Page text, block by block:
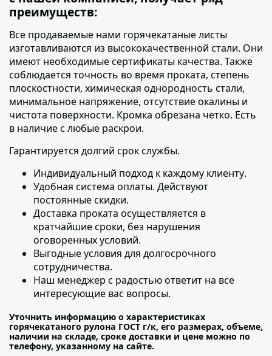
преимуществ:
Все продаваемые нами горячекатаные листы
изготавливаются из высококачественной стали. Они
имеют необходимые сертификаты качества. Также
соблюдается точность во время проката, степень
плоскостности, химическая однородность стали,
минимальное напряжение, отсутствие окалины и
чистота поверхности. Кромка обрезана четко. Есть
в наличие с любые раскрои.
Гарантируется долгий срок службы.
Индивидуальный подход к каждому клиенту.
Удобная система оплаты. Действуют
постоянные скидки.
Доставка проката осуществляется в
кратчайшие сроки, без нарушения
оговоренных условий.
Выгодные условия для долгосрочного
сотрудничества.
Наш менеджер с радостью ответит на все
интересующие вас вопросы.
Уточнить информацию о характеристиках
горячекатаного рулона ГОСТ г/к, его размерах, объеме,
наличии на складе, сроке доставки и цене можно по
телефону, указанному на сайте.